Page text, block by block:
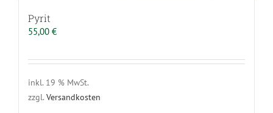
Pyrit
55,00 €
inkl. 19 % MwSt.
zzgl. Versandkosten